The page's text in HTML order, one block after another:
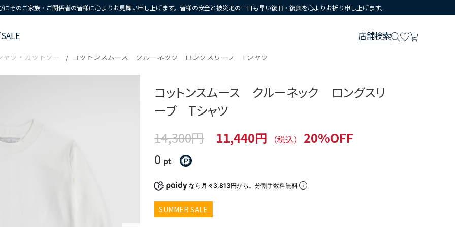
そのご家族・ご関係者の皆様に心よりお見舞い申し上げます。皆様の安全と被災地の一日も早い復旧・復興を心よりお祈り申し上げます。
SALE 店舗検索
ャツ・カットソー コットンスムース クルーネック ロングスリーブ Tシャツ
コットンスムース クルーネック ロングスリ
ーブ Tシャツ
14,300円
11,440円 （税込）
20%OFF
0 pt
なら 月々3,813円から。分割手数料無料
SUMMER SALE